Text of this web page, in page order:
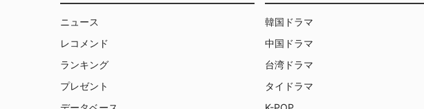
に飽きてしまっている人でも楽しめる
作品となっている。いわば嫌われ者で
ってしまうはずだ。
ニュース
レコメンド
ランキング
プレゼント
韓国ドラマ
中国ドラマ
台湾ドラマ
タイドラマ